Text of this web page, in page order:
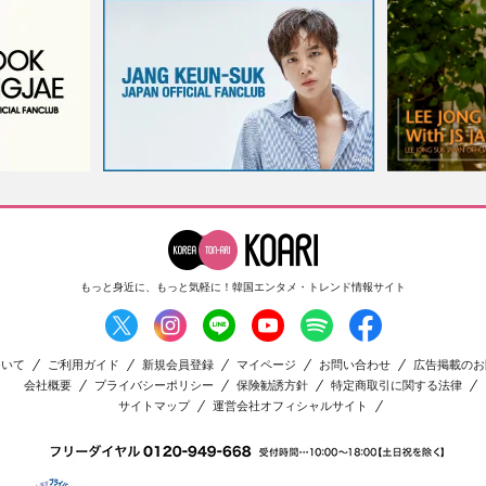
もっと身近に、もっと気軽に！ 韓国エンタメ・トレンド情報サイト
て ご利用ガイド 新規会員登録 マイページ お問い合わせ
広告掲載の
会社概要
プライバシーポリシー 保険勧誘方針
特定商取引に関する法律
サイトマップ
運営会社オフィシャルサイト